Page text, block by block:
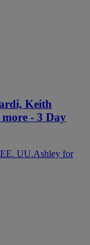
Keith
- 3 Day
UU.Ashley for